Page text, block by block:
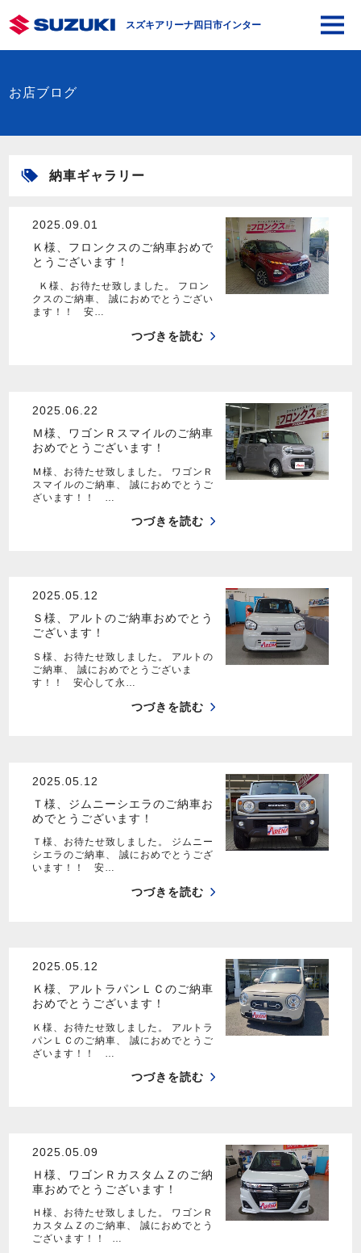
スズキアリーナ四日市インター
お店ブログ
納車ギャラリー
2025.09.01
Ｋ様、フロンクスのご納車おめで
とうございます！
Ｋ様、お待たせ致しました。 フロン
クスのご納車、 誠におめでとうござい
ます！！ 安…
つづきを読む
2025.06.22
Ｍ様、ワゴンＲスマイルのご納車
おめでとうございます！
Ｍ様、お待たせ致しました。 ワゴンＲ
スマイルのご納車、 誠におめでとうご
ざいます！！ …
つづきを読む
2025.05.12
Ｓ様、アルトのご納車おめでとう
ございます！
Ｓ様、お待たせ致しました。 アルトの
ご納車、 誠におめでとうございま
す！！ 安心して永…
つづきを読む
2025.05.12
Ｔ様、ジムニーシエラのご納車お
めでとうございます！
Ｔ様、お待たせ致しました。 ジムニー
シエラのご納車、 誠におめでとうござ
います！！ 安…
つづきを読む
2025.05.12
Ｋ様、アルトラパンＬＣのご納車
おめでとうございます！
Ｋ様、お待たせ致しました。 アルトラ
パンＬＣのご納車、 誠におめでとうご
ざいます！！ …
つづきを読む
2025.05.09
Ｈ様、ワゴンＲカスタムＺのご納
車おめでとうございます！
Ｈ様、お待たせ致しました。 ワゴンＲ
カスタムＺのご納車、 誠におめでとう
ございます！！ …